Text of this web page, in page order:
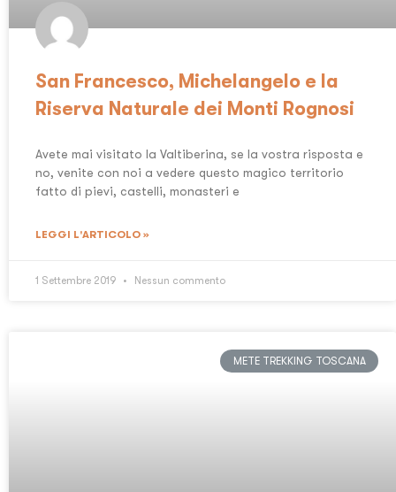
San Francesco, Michelangelo e la
Riserva Naturale dei Monti Rognosi
Avete mai visitato la Valtiberina, se la vostra risposta e
no, venite con noi a vedere questo magico territorio
fatto di pievi, castelli, monasteri e
LEGGI L'ARTICOLO »
1 Settembre 2019 Nessun commento
METE TREKKING TOSCANA